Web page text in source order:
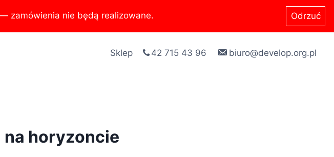
zamówienia nie będą realizowane. Odrzuć
Sklep 42 715 43 96 biuro@develop.org.pl
horyzoncie